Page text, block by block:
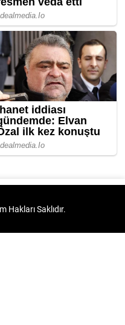
Saklıdır.